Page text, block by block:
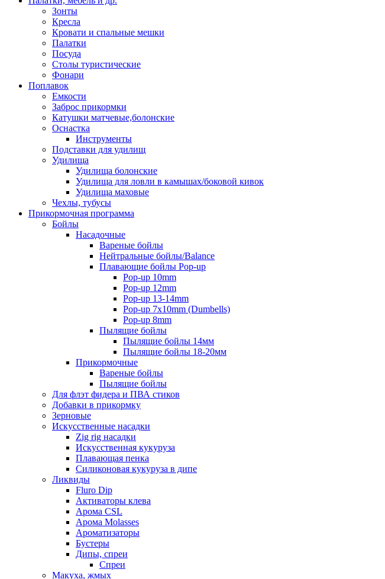
Зонты
Кресла
Кровати и спальные мешки
Палатки
Посуда
Столы туристические
Фонари
Поплавок
Емкости
Заброс прикормки
Катушки матчевые,болонские
Оснастка
Инструменты
Подставки для удилищ
Удилища
Удилища болонские
Удилища для ловли в камышах/боковой кивок
Удилища маховые
Чехлы, тубусы
Прикормочная программа
Бойлы
Насадочные
Вареные бойлы
Нейтральные бойлы/Balance
Плавающие бойлы Pop-up
Pop-up 10mm
Pop-up 12mm
Pop-up 13-14mm
Pop-up 7x10mm (Dumbells)
Pop-up 8mm
Пылящие бойлы
Пылящие бойлы 14мм
Пылящие бойлы 18-20мм
Прикормочные
Вареные бойлы
Пылящие бойлы
Для флэт фидера и ПВА стиков
Добавки в прикормку
Зерновые
Искусственные насадки
Zig rig насадки
Искусственная кукуруза
Плавающая пенка
Силиконовая кукуруза в дипе
Ликвиды
Fluro Dip
Активаторы клева
Арома CSL
Арома Molasses
Ароматизаторы
Бустеры
Дипы, спреи
Спреи
Макуха, жмых